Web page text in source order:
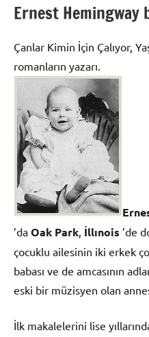
Ernest Hemingway
Çanlar Kimin İçin Çalıyor,
romanların yazarı.
’da Oak Park İllınois ’de
çocuklu ailesinin iki erkek
babası ve de amcasının
eski bir müzisyen olan
İlk makalelerini lise